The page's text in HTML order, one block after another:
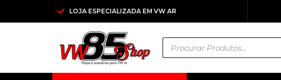
LOJA ESPECIALIZADA EM VW AR
Pesquisar
produtos